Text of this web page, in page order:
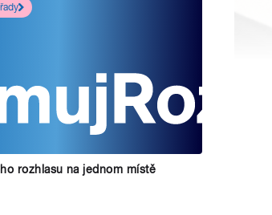
rozhlasu na jednom místě